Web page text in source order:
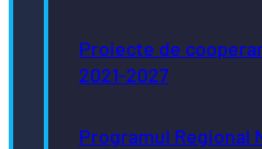
Proiecte de
2021-2027
Programul Regional